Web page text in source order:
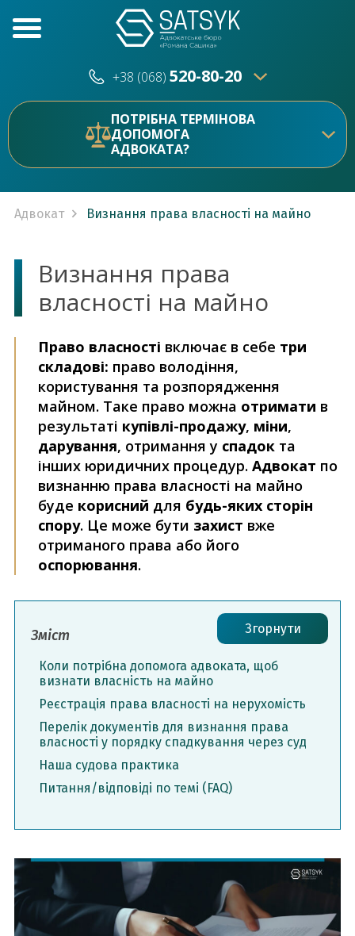
+38 (068) 520-80-20
520-80-20
ПОТРІБНА ТЕРМІНОВА
ДОПОМОГА
АДВОКАТА?
Адвокат Визнання права власності на майно
Визнання права
власності на майно
Право власності включає в себе три
складові: право володіння,
користування та розпорядження
майном. Таке право можна отримати в
результаті купівлі-продажу, міни,
дарування, отримання у спадок та
інших юридичних процедур. Адвокат по
визнанню права власності на майно
буде корисний для будь-яких сторін
спору. Це може бути захист вже
отриманого права або його
оспорювання.
Зміст Згорнути
Коли потрібна допомога адвоката, щоб
визнати власність на майно
Реєстрація права власності на нерухомість
Перелік документів для визнання права
власності у порядку спадкування через суд
Наша судова практика
Питання/відповіді по темі (FAQ)